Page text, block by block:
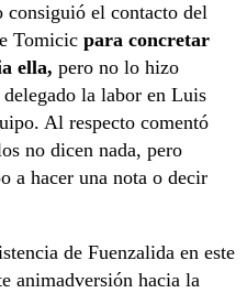
consiguió el contacto del
Tomicic para concretar
ella, pero no lo hizo
la labor en Luis
Al respecto comentó
no dicen nada, pero
a hacer una nota o decir
de Fuenzalida en este
animadversión hacia la